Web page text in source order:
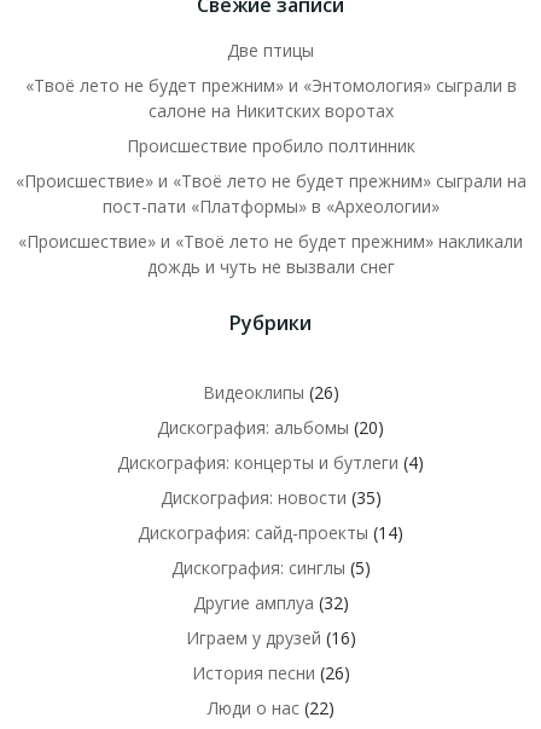
Две птицы
«Твоё лето не будет прежним» и «Энтомология» сыграли в
салоне на Никитских воротах
Происшествие пробило полтинник
«Происшествие» и «Твоё лето не будет прежним» сыграли на
пост-пати «Платформы» в «Археологии»
«Происшествие» и «Твоё лето не будет прежним» накликали
дождь и чуть не вызвали снег
Рубрики
Видеоклипы (26)
Дискография: альбомы (20)
Дискография: концерты и бутлеги (4)
Дискография: новости (35)
Дискография: сайд-проекты (14)
Дискография: синглы (5)
Другие амплуа (32)
Играем у друзей (16)
История песни (26)
Люди о нас(22)